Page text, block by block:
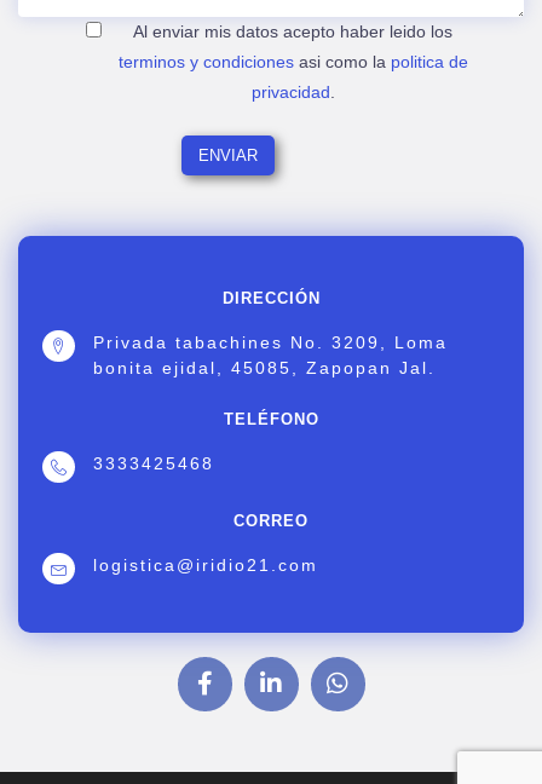
DIRECCIÓN
Privada tabachines No. 3209, Loma
bonita ejidal, 45085, Zapopan Jal.
TELÉFONO
3333425468
CORREO
logistica@iridio21.com
Al enviar mis datos acepto haber leido los
terminos y condicionesasi como la politica de
privacidad